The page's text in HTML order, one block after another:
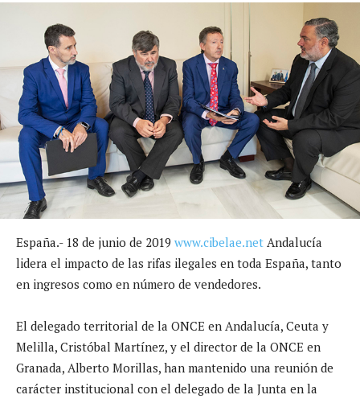
España.- 18 de junio de 2019 www.cibelae.net Andalucía
lidera el impacto de las rifas ilegales en toda España, tanto
en ingresos como en número de vendedores.
El delegado territorial de la ONCE en Andalucía, Ceuta y
Melilla, Cristóbal Martínez, y el director de la ONCE en
Granada, Alberto Morillas, han mantenido una reunión de
carácter institucional con el delegado de la Junta en la